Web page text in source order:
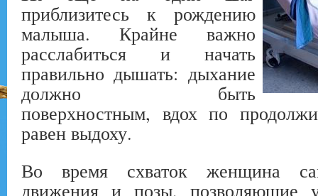
приблизитесь к рождению
малыша. Крайне важно
расслабиться и начать
правильно дышать: дыхание
должно быть
поверхностным, вдох по
равен выдоху.
Во время схваток женщина
движения и позы, позволяющие